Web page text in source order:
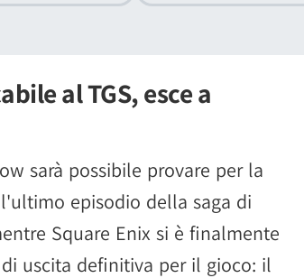
al TGS, esce a
sarà possibile provare per la
episodio della saga di
Square Enix si è finalmente
uscita definitiva per il gioco: il